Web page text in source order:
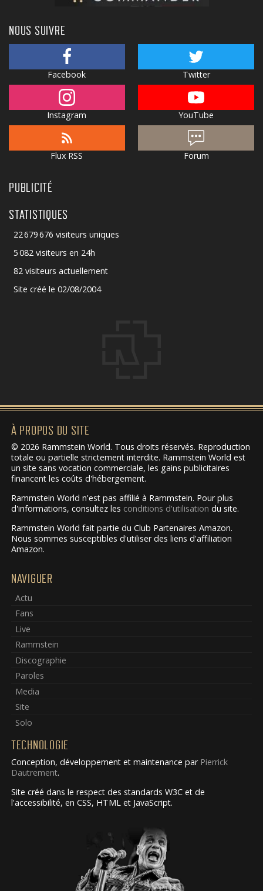
NOUS SUIVRE
Facebook Twitter
Instagram YouTube
Flux RSS Forum
PUBLICITÉ
STATISTIQUES
22 679 676 visiteurs uniques
5 082 visiteurs en 24h
82 visiteurs actuellement
Site créé le 02/08/2004
À PROPOS DU SITE
© 2026 Rammstein World. Tous droits réservés. Reproduction
totale ou partielle strictement interdite. Rammstein World est
un site sans vocation commerciale, les gains publicitaires
financent les coûts d'hébergement.
Rammstein World n'est pas affilié à Rammstein. Pour plus
d'informations, consultez les conditions d'utilisation du site.
Rammstein World fait partie du Club Partenaires Amazon.
Nous sommes susceptibles d'utiliser des liens d'affiliation
Amazon.
NAVIGUER
Actu
Fans
Live
Rammstein
Discographie
Paroles
Media
Site
Solo
TECHNOLOGIE
Conception, développement et maintenance par Pierrick
Dautrement.
Site créé dans le respect des standards W3C et de
l'accessibilité, en CSS, HTML et JavaScript.